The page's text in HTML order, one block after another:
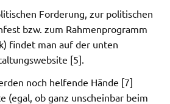
Forderung, zur politischen
bzw. zum Rahmenprogramm
findet man auf der unten
[5].
noch helfende Hände [7]
(egal, ob ganz unscheinbar beim